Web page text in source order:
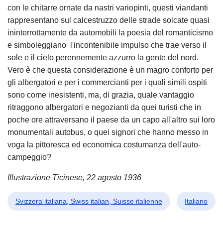
con le chitarre ornate da nastri variopinti, questi viandanti
rappresentano sul calcestruzzo delle strade solcate quasi
ininterrottamente da automobili la poesia del romanticismo
e simboleggiano l'incontenibile impulso che trae verso il
sole e il cielo perennemente azzurro la gente del nord.
Vero è che questa considerazione è un magro conforto per
gli albergatori e per i commercianti per i quali simili ospiti
sono come inesistenti, ma, di grazia, quale vantaggio
ritraggono albergatori e negozianti da quei turisti che in
poche ore attraversano il paese da un capo all'altro sui loro
monumentali autobus, o quei signori che hanno messo in
voga la pittoresca ed economica costumanza dell'auto-
campeggio?
Illustrazione Ticinese, 22 agosto 1936
Svizzera italiana, Swiss italian, Suisse italienne Italiano